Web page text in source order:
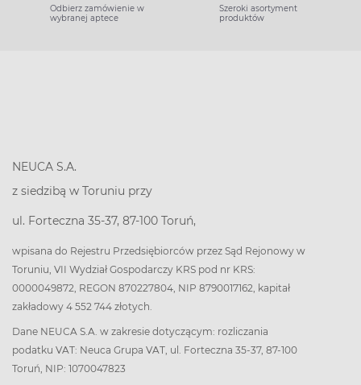
Odbierz zamówienie w
wybranej aptece
Szeroki asortyment
produktów
NEUCA S.A.
z siedzibą w Toruniu przy
ul. Forteczna 35-37, 87-100 Toruń,
wpisana do Rejestru Przedsiębiorców przez Sąd Rejonowy w
Toruniu, VII Wydział Gospodarczy KRS pod nr KRS:
0000049872, REGON 870227804, NIP 8790017162, kapitał
zakładowy 4 552 744 złotych.
Dane NEUCA S.A. w zakresie dotyczącym: rozliczania
podatku VAT: Neuca Grupa VAT, ul. Forteczna 35-37, 87-100
Toruń, NIP: 1070047823